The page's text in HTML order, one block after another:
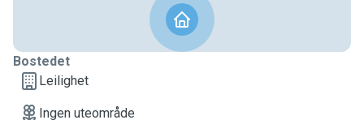
Bostedet
Leilighet
Ingen uteområde